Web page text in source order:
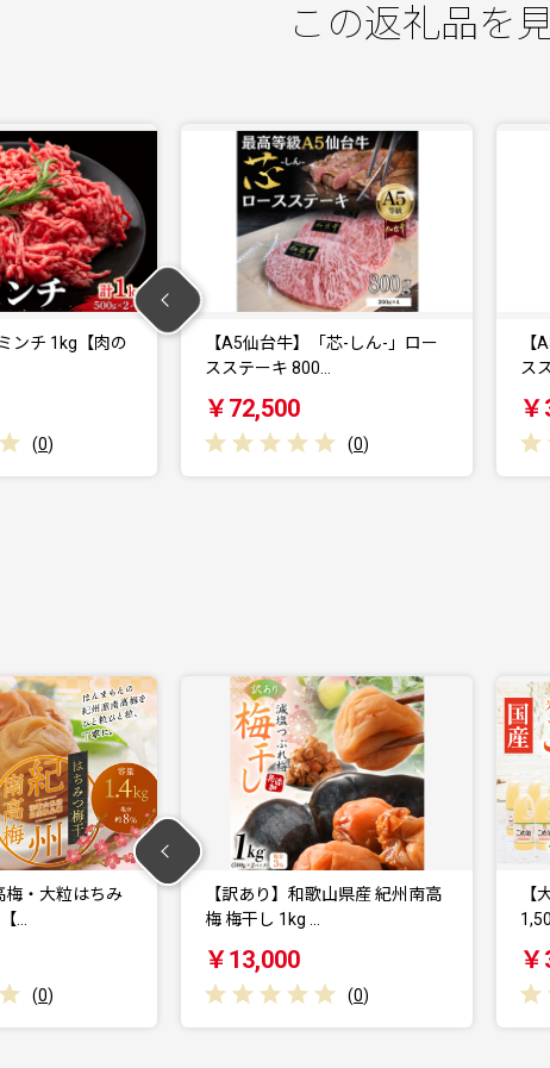
この返礼品を
芯-しん-」ロー
(0)
【A5仙台牛】「芯-しん-」ロー
スステーキ 400…
￥39,000
(0)
【
ス
山県産 紀州南高
…
(0
【大人気】【国産】こめ油
1,500g×10本【a…
￥30,000
(0